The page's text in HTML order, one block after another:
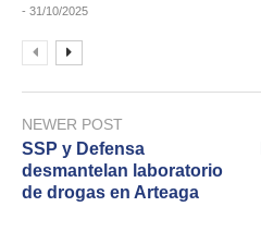
- 31/10/2025
NEWER POST
SSP y Defensa
desmantelan laboratorio
de drogas en Arteaga